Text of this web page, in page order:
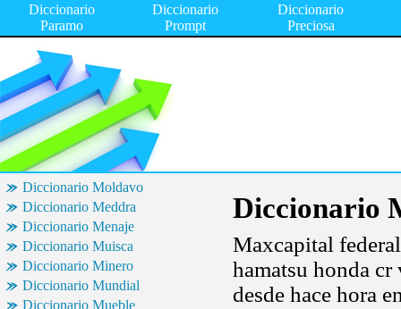
Diccionario
Paramo
Diccionario
Prompt
Diccionario
Preciosa
Diccionario Moldavo
Diccionario Meddra
Diccionario Menaje
Diccionario Muisca
Diccionario Minero
Diccionario Mundial
Diccionario Mueble
Diccionario
Maxcapital
hamatsu honda
desde hace hora